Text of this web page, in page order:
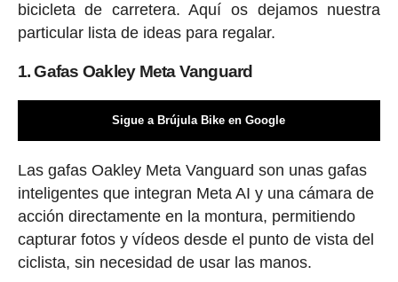
bicicleta de carretera. Aquí os dejamos nuestra
particular lista de ideas para regalar.
1. Gafas Oakley Meta Vanguard
Sigue a Brújula Bike en Google
Las gafas Oakley Meta Vanguard son unas gafas
inteligentes que integran Meta AI y una cámara de
acción directamente en la montura, permitiendo
capturar fotos y vídeos desde el punto de vista del
ciclista, sin necesidad de usar las manos.